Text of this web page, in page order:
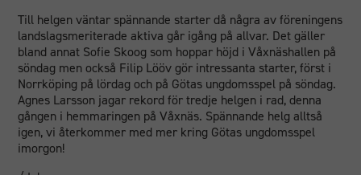
Till helgen väntar spännande starter då några av föreningens
landslagsmeriterade aktiva går igång på allvar. Det gäller
bland annat Sofie Skoog som hoppar höjd i Våxnäshallen på
söndag men också Filip Lööv gör intressanta starter, först i
Norrköping på lördag och på Götas ungdomsspel på söndag.
Agnes Larsson jagar rekord för tredje helgen i rad, denna
gången i hemmaringen på Våxnäs. Spännande helg alltså
igen, vi återkommer med mer kring Götas ungdomsspel
imorgon!